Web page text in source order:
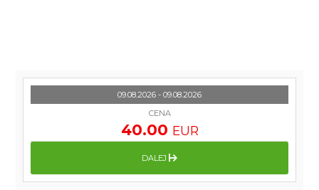
09.08.2026 - 09.08.2026
CENA
40.00 EUR
DALEJ